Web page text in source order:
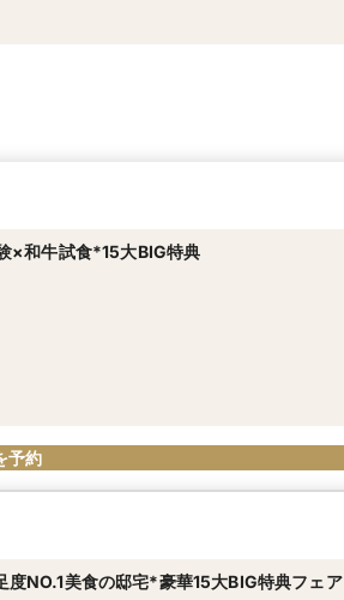
×和牛試食*15大BIG特典
予約
度NO.1美食の邸宅*豪華15大BIG特典フェア